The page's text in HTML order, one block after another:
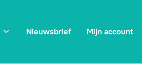
Nieuwsbrief Mijn account